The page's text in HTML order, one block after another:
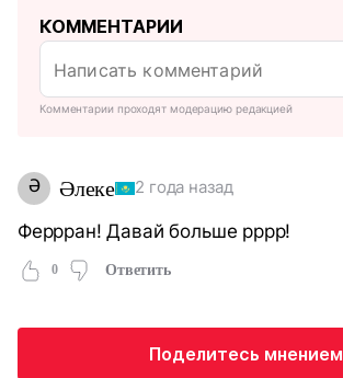
КОММЕНТАРИИ
Комментарии проходят модерацию редакцией
Ә Әлеке 2 года назад
Феррран! Давай больше рррр!
0 Ответить
Поделитесь мнением